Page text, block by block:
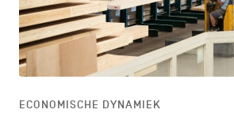
ECONOMISCHE DYNAMIEK